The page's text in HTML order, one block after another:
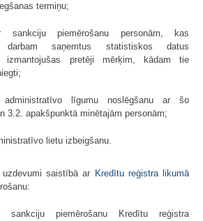
termiņu;
piemērošanu personām, kas
darbam saņemtus statistiskos datus
izmantojušas pretēji mērķim, kādam tie
līgumu noslēgšanu ar šo
3.2. apakšpunktā minētajām personām;
lietu izbeigšanu.
saistībā ar Kredītu reģistra likumā
piemērošanu Kredītu reģistra